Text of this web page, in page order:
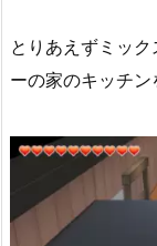
とりあえずミッ
ーの家のキッチン